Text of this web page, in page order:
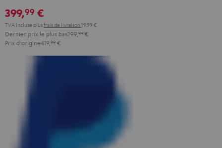
399,99 €
TVA incluse plusfrais de livraison 19,99 €
Dernier prix le plus bas299, 99 €
Prix d'origine419, 99 €